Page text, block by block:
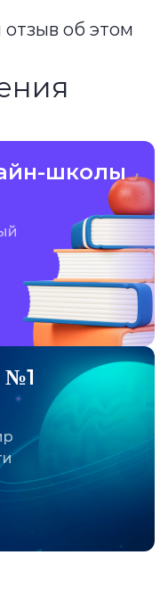
отзыв об этом
школы